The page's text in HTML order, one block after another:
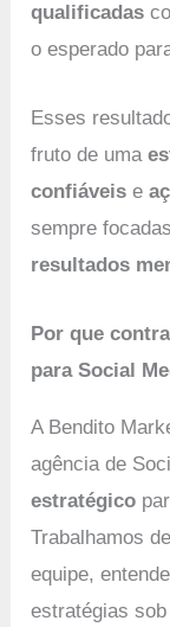
qualificadas
o esperado
Esses
fruto de uma
confiáveis e
sempre
resultados
Por que
para Social
A Bendito
agência de
estratégico
Trabalhamos
equipe,
estratégias